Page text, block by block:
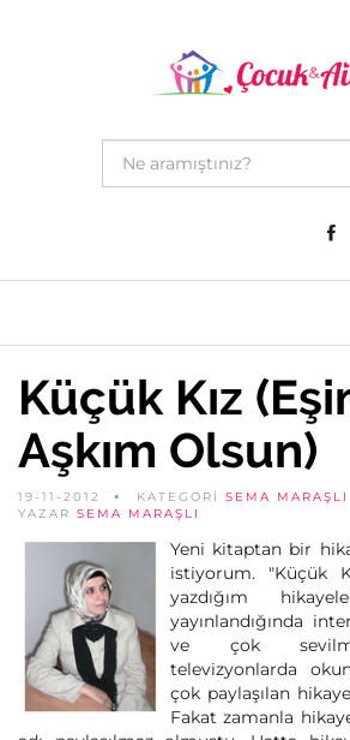
Küçük Kız
Aşkım Olsun)
19-11-2012 KATEGORİ SEMA MARAŞLI
YAZAR SEMA MARAŞLI
Yeni kitaptan bir
istiyorum. "Küçük
yazdığım
yayınlandığında
ve çok
televizyonlarda
çok paylaşılan
Fakat zamanla